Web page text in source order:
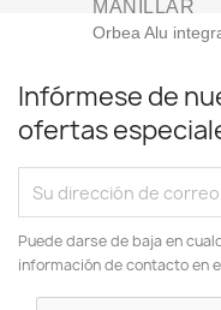
MANILLAR
Orbea Alu
FRENOS
MANETAS
Junior V-Brake
Infórmese de
ofertas
Puede darse de baja en
información de contacto en